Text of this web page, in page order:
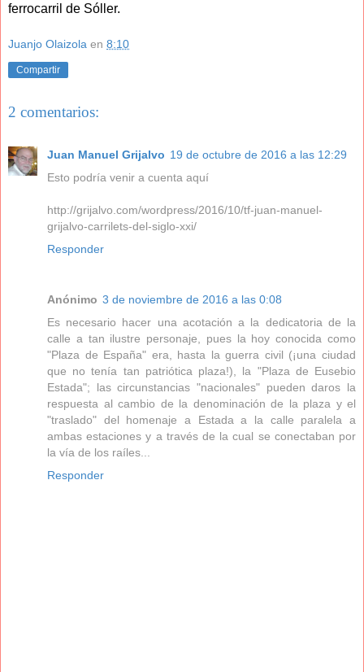
ferrocarril de Sóller.
Juanjo Olaizola en 8:10
Compartir
2 comentarios:
Juan Manuel Grijalvo 19 de octubre de 2016 a las 12:29
Esto podría venir a cuenta aquí
http://grijalvo.com/wordpress/2016/10/tf-juan-manuel-
grijalvo-carrilets-del-siglo-xxi/
Responder
Anónimo 3 de noviembre de 2016 a las 0:08
Es necesario hacer una acotación a la dedicatoria de la
calle a tan ilustre personaje, pues la hoy conocida como
"Plaza de España" era, hasta la guerra civil (¡una ciudad
que no tenía tan patriótica plaza!), la "Plaza de Eusebio
Estada"; las circunstancias "nacionales" pueden daros la
respuesta al cambio de la denominación de la plaza y el
"traslado" del homenaje a Estada a la calle paralela a
ambas estaciones y a través de la cual se conectaban por
la vía de los raíles...
Responder